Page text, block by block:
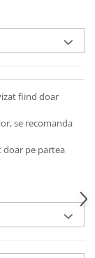
fiind doar
se recomanda
doar pe partea